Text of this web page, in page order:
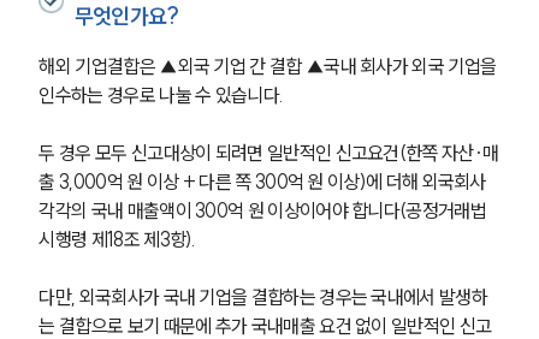
무엇인가요?
해외 기업결합은 ▲외국 기업 간 결합 ▲국내 회사가 외국 기업을
인수하는 경우로 나눌 수 있습니다.
두 경우 모두 신고대상이 되려면 일반적인 신고요건(한쪽 자산·매
출 3,000억 원 이상 + 다른 쪽 300억 원 이상)에 더해 외국회사
각각의 국내 매출액이 300억 원 이상이어야 합니다(공정거래법
시행령 제18조 제3항).
다만, 외국회사가 국내 기업을 결합하는 경우는 국내에서 발생하
는 결합으로 보기 때문에 추가 국내매출 요건 없이 일반적인 신고